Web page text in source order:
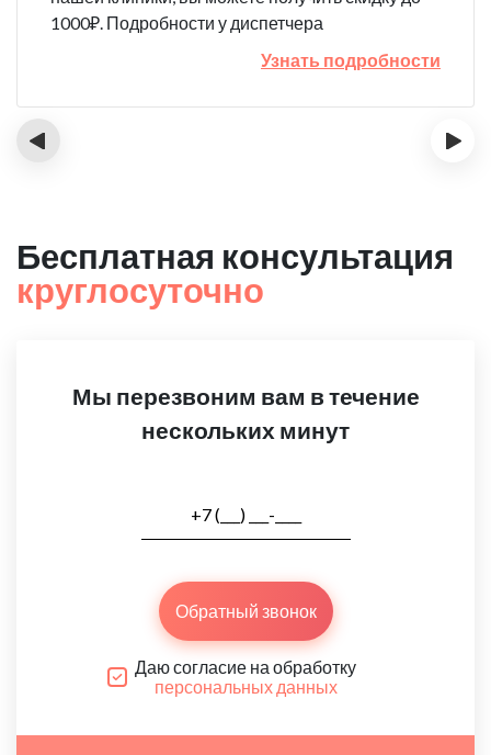
1000₽. Подробности у диспетчера
Узнать подробности
‹ ›
Бесплатная консультация
круглосуточно
Мы перезвоним вам в течение
нескольких минут
Обратный звонок
Даю согласие на обработку
персональных данных